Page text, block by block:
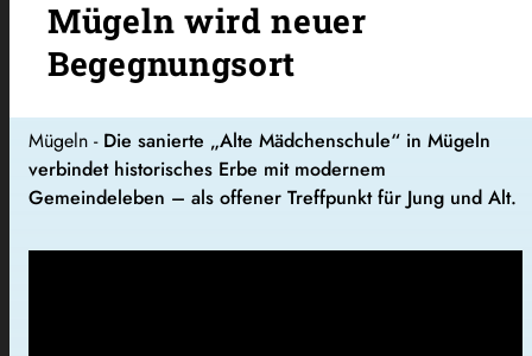
Mügeln wird neuer
Begegnungsort
Mügeln - Die sanierte „Alte Mädchenschule“ in Mügeln
verbindet historisches Erbe mit modernem
Gemeindeleben – als offener Treffpunkt für Jung und Alt.